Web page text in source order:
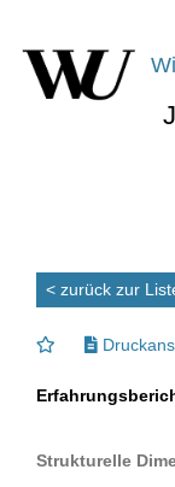
< zurück zur
Strukturelle